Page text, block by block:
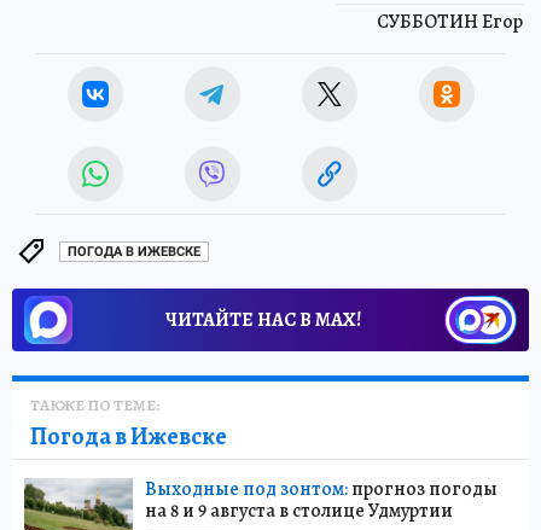
СУББОТИН Егор
ПОГОДА В ИЖЕВСКЕ
ЧИТАЙТЕ НАС В МАХ!
ТАКЖЕ ПО ТЕМЕ:
Погода в Ижевске
Выходные под зонтом:прогноз погоды
на 8 и 9 августа в столице Удмуртии